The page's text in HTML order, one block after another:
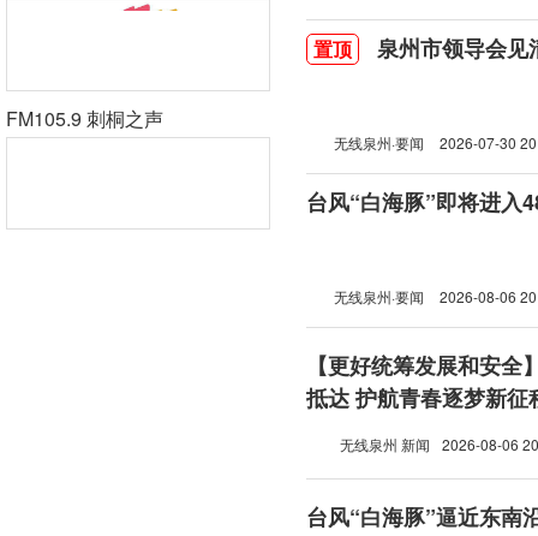
FM105.9 刺桐之声
置顶 泉州市领导会见
无线泉州·要闻 2026-07-30
台风“白海豚”即将进入
无线泉州·要闻 2026-08-06
【更好统筹发展和安全
抵达 护航青春逐梦新征
无线泉州 新闻 2026-08-06
台风“白海豚”逼近东南